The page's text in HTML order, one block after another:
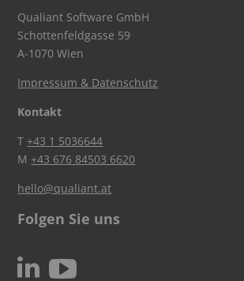
Qualiant Software GmbH
Schottenfeldgasse 59
A-1070 Wien
Impressum & Datenschutz
Kontakt
T+43 1 5036644
M+43 676 84503 6620
hello@qualiant.at
Folgen Sie uns
N c